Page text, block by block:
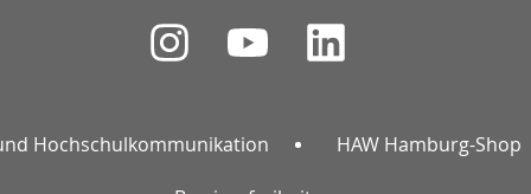
Hochschulkommunikation HAW Hamburg-Shop